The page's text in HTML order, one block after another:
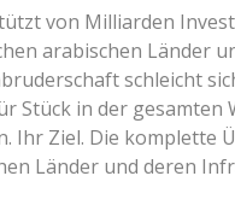
von Milliarden
arabischen Länder
schleicht
Stück in der gesamten
Ihr Ziel. Die komplette
Länder und deren